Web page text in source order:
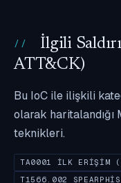
İlgili
ATT&CK)
Bu IoC ile ilişkili
olarak haritalandığı
teknikleri.
TA0001 İLK ERIŞIM
T1566.002